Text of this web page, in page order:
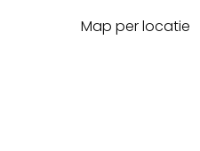
Map per locatie